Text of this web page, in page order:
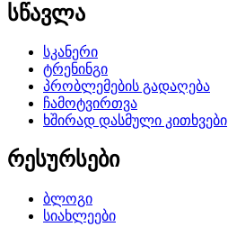
სწავლა
სკანერი
ტრენინგი
პრობლემების გადაღება
ჩამოტვირთვა
ხშირად დასმული კითხვები
რესურსები
ბლოგი
სიახლეები